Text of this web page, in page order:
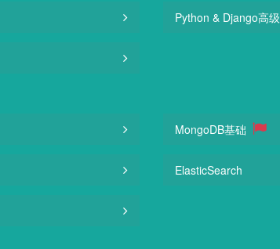
Python & Django高级
MongoDB基础
ElasticSearch